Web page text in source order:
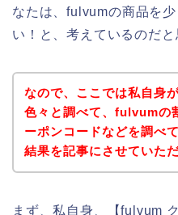
なたは、fulvumの商品を
い！と、考えているのだと
なので、ここでは私自身
色々と調べて、fulvumの
ーポンコードなどを調べ
結果を記事にさせていただ
まず、私自身、【fulvum